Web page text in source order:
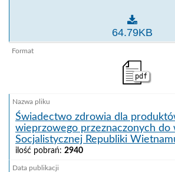
Świadectwo zdrowia dla64.79KB
pdf
Świadectwo zdrowia dla
wieprzowego przeznaczonych do
Socjalistycznej Republiki
ilość pobrań: 2940